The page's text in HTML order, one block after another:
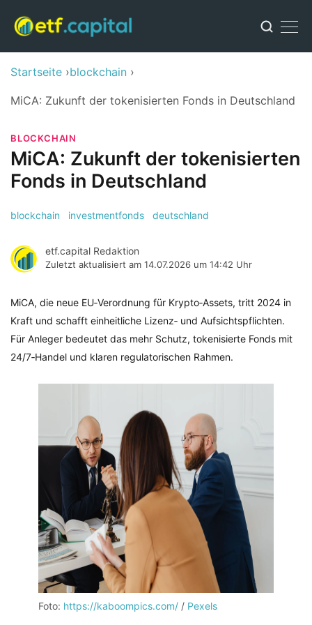
Startseite blockchain
MiCA: Zukunft der tokenisierten Fonds in Deutschland
BLOCKCHAIN
MiCA: Zukunft der tokenisierten
Fonds in Deutschland
blockchain investmentfonds deutschland
etf.capital Redaktion
Zuletzt aktualisiert am 14.07.2026 um 14:42 Uhr
MiCA, die neue EU‑Verordnung für Krypto‑Assets, tritt 2024 in
Kraft und schafft einheitliche Lizenz‑ und Aufsichtspflichten.
Für Anleger bedeutet das mehr Schutz, tokenisierte Fonds mit
24/7‑Handel und klaren regulatorischen Rahmen.
Foto: https://kaboompics.com/ / Pexels